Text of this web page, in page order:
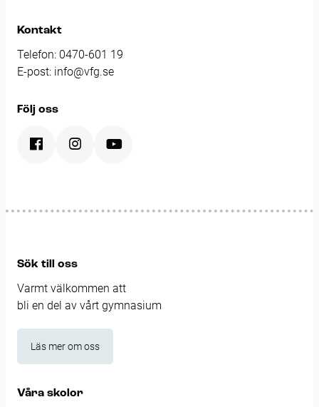
Kontakt
Telefon: 0470-601 19
E-post: info@vfg.se
Följ oss
Sök till oss
Varmt välkommen att
bli en del av vårt gymnasium
Läs mer om oss
Våra skolor